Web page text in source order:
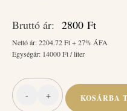
Bruttó ár: 2800 Ft
Nettó ár:2204.72Ft + 27% ÁFA
Egységár: 14000Ft / liter
-
Natur
+ KOSÁRBA